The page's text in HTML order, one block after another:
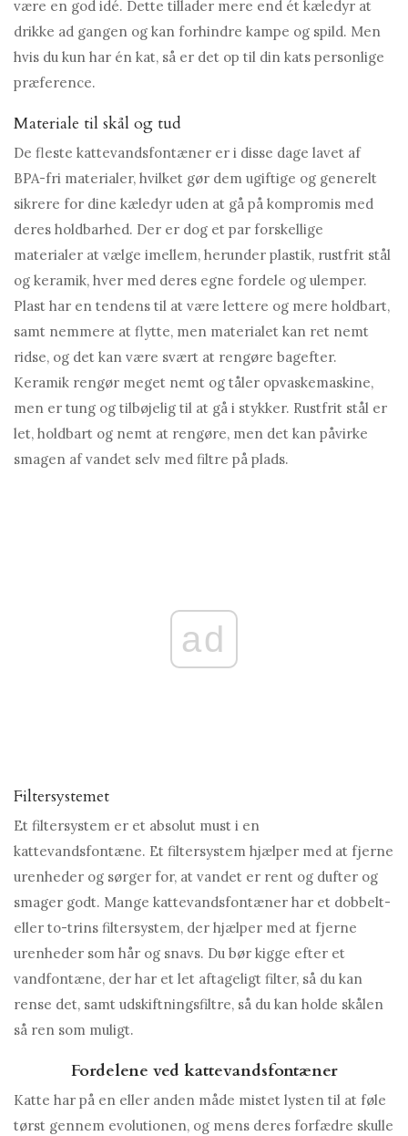
være en god idé. Dette tillader mere end ét kæledyr at
drikke ad gangen og kan forhindre kampe og spild. Men
hvis du kun har én kat, så er det op til din kats personlige
præference.
Materiale til skål og tud
De fleste kattevandsfontæner er i disse dage lavet af
BPA-fri materialer, hvilket gør dem ugiftige og generelt
sikrere for dine kæledyr uden at gå på kompromis med
deres holdbarhed. Der er dog et par forskellige
materialer at vælge imellem, herunder plastik, rustfrit stål
og keramik, hver med deres egne fordele og ulemper.
Plast har en tendens til at være lettere og mere holdbart,
samt nemmere at flytte, men materialet kan ret nemt
ridse, og det kan være svært at rengøre bagefter.
Keramik rengør meget nemt og tåler opvaskemaskine,
men er tung og tilbøjelig til at gå i stykker. Rustfrit stål er
let, holdbart og nemt at rengøre, men det kan påvirke
smagen af ​​vandet selv med filtre på plads.
ad
Filtersystemet
Et filtersystem er et absolut must i en
kattevandsfontæne. Et filtersystem hjælper med at fjerne
urenheder og sørger for, at vandet er rent og dufter og
smager godt. Mange kattevandsfontæner har et dobbelt-
eller to-trins filtersystem, der hjælper med at fjerne
urenheder som hår og snavs. Du bør kigge efter et
vandfontæne, der har et let aftageligt filter, så du kan
rense det, samt udskiftningsfiltre, så du kan holde skålen
så ren som muligt.
Fordelene ved kattevandsfontæner
Katte har på en eller anden måde mistet lysten til at føle
tørst gennem evolutionen, og mens deres forfædre skulle